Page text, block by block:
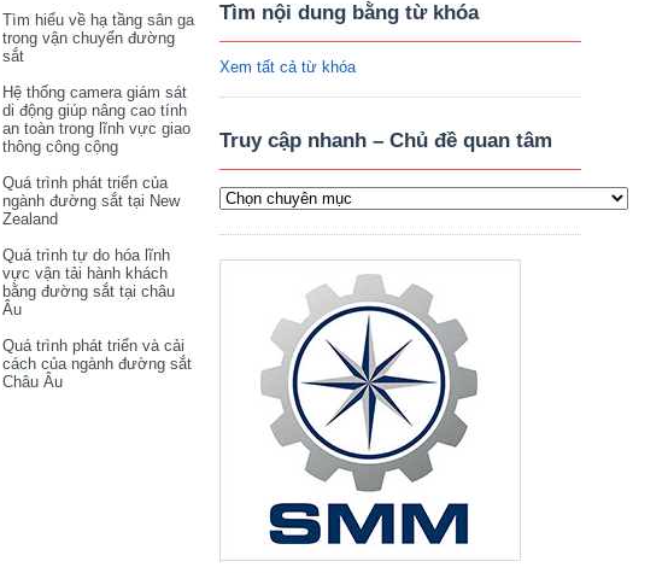
Tìm hiểu về hạ tầng sân ga
trong vận chuyển đường
sắt
Hệ thống camera giám sát
di động giúp nâng cao tính
an toàn trong lĩnh vực giao
thông công cộng
Quá trình phát triển của
ngành đường sắt tại New
Zealand
Quá trình tự do hóa lĩnh
vực vận tải hành khách
bằng đường sắt tại châu
Âu
Quá trình phát triển và cải
cách của ngành đường sắt
Châu Âu
Tìm nội dung bằng từ khóa
Xem tất cả từ khóa
Truy cập nhanh – Chủ đề quan tâm